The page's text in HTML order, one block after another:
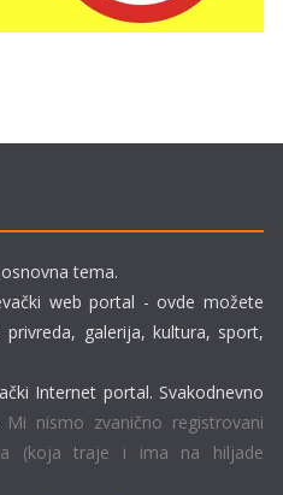
tema.
web portal - ovde možete
galerija, kultura, sport,
Internet portal. Svakodnevno
Mi nismo zvanično registrovani
(koja traje i ima na hiljade